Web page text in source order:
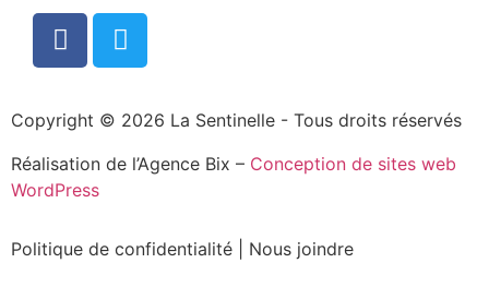
Copyright © 2026 La Sentinelle - Tous droits réservés
Réalisation de l’Agence Bix – Conception de sites web
WordPress
Politique de confidentialité Nous joindre